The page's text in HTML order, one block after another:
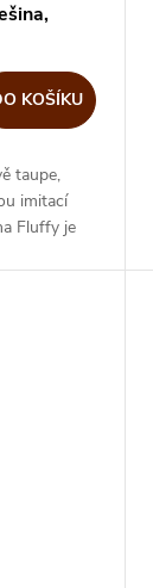
KOŠÍKU
taupe,
imitací
Fluffy je